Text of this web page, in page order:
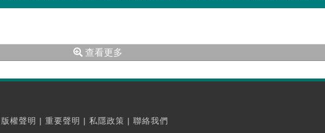
查看更多
版權聲明 | 重要聲明 | 私隱政策 | 聯絡我們